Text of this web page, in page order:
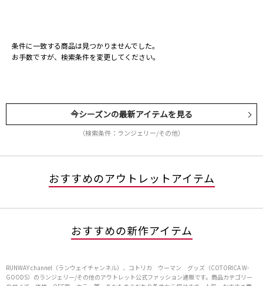
条件に一致する商品は見つかりませんでした。
お手数ですが、検索条件を変更してください。
今シーズンの最新アイテムを見る
（検索条件：ランジェリー/その他）
おすすめのアウトレットアイテム
おすすめの新作アイテム
RUNWAY channel（ランウェイチャンネル）、コトリカ ウーマン グッズ（COTORICA W-
GOODS）のランジェリー/その他のアウトレット公式ファッション通販です。商品カテゴリー